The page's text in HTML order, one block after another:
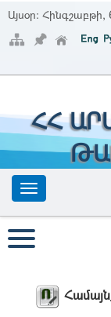
Այսօր: Հինգշաբթի,
ՀՀ